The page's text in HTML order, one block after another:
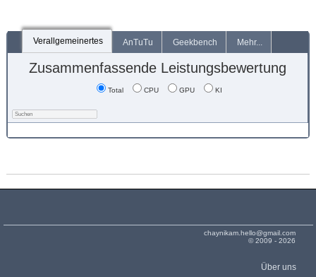
Verallgemeinertes AnTuTu Geekbench Mehr...
Zusammenfassende Leistungsbewertung
Total CPU GPU KI
chaynikam.hello@gmail.com
© 2009 - 2026
Über uns